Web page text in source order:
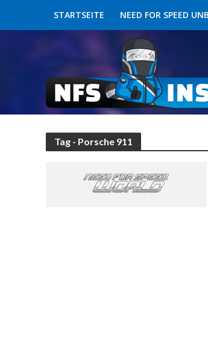
STARTSEITE NEED FOR SPEED
Tag - Porsche 911